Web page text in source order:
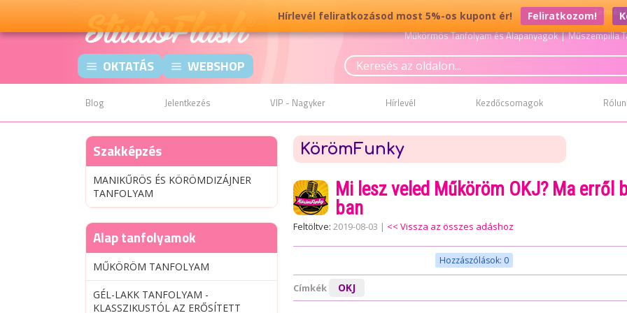
Hírlevél feliratkozásod most 5%-os kupont ér! Feliratkozom!Termék
Műkörmös Tanfolyam és Alapanyagok| Műszempilla
OKTATÁS WEBSHOP
Blog Jelentkezés VIP - Nagyker Hírlevél Kezdőcsomagok
KörömFunky
Mi lesz veled Műköröm OKJ? Ma erről
ban
Feltöltve: 2019-08-03 | << Vissza az összes adáshoz
Hozzászólások: 0
Címkék OKJ
Szakképzés
MANIKŰRÖS ÉS KÖRÖMDIZÁJNER
TANFOLYAM
Alap tanfolyamok
MŰKÖRÖM TANFOLYAM
GÉL-LAKK TANFOLYAM -
KLASSZIKUSTÓL AZ ERŐSÍTETT